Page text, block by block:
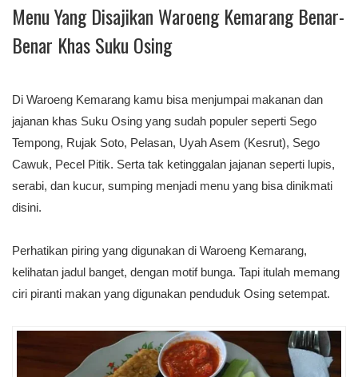
Menu Yang Disajikan Waroeng Kemarang Benar-
Benar Khas Suku Osing
Di Waroeng Kemarang kamu bisa menjumpai makanan dan
jajanan khas Suku Osing yang sudah populer seperti Sego
Tempong, Rujak Soto, Pelasan, Uyah Asem (Kesrut), Sego
Cawuk, Pecel Pitik. Serta tak ketinggalan jajanan seperti lupis,
serabi, dan kucur, sumping menjadi menu yang bisa dinikmati
disini.
Perhatikan piring yang digunakan di Waroeng Kemarang,
kelihatan jadul banget, dengan motif bunga. Tapi itulah memang
ciri piranti makan yang digunakan penduduk Osing setempat.